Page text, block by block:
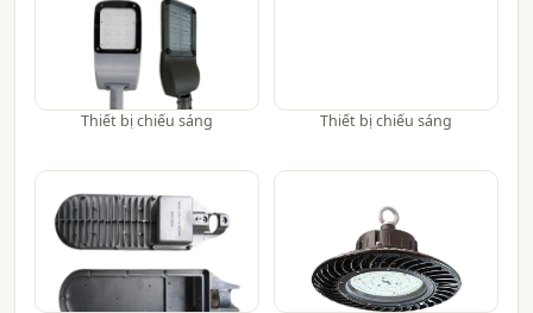
Thiết bị chiếu sáng Thiết bị chiếu sáng